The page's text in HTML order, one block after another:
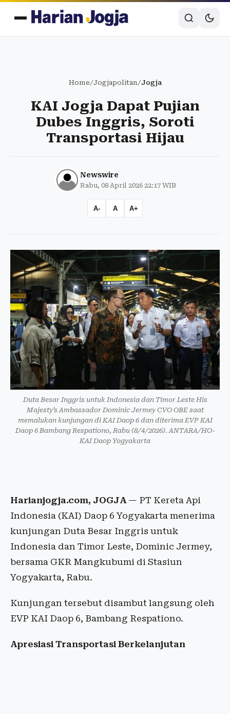
Home/Jogjapolitan/Jogja
KAI Jogja Dapat Pujian
Dubes Inggris, Soroti
Transportasi Hijau
Newswire
Rabu, 08 April 2026 22:17 WIB
A- A A+
Duta Besar Inggris untuk Indonesia dan Timor Leste His
Majesty’s Ambassador Dominic Jermey CVO OBE saat
memalukan kunjungan di KAI Daop 6 dan diterima EVP KAI
Daop 6 Bambang Respationo, Rabu (8/4/2026). ANTARA/HO-
KAI Daop Yogyakarta
Harianjogja.com, JOGJA— PT Kereta Api
Indonesia (KAI) Daop 6 Yogyakarta menerima
kunjungan Duta Besar Inggris untuk
Indonesia dan Timor Leste, Dominic Jermey,
bersama GKR Mangkubumi di Stasiun
Yogyakarta, Rabu.
Kunjungan tersebut disambut langsung oleh
EVP KAI Daop 6, Bambang Respationo.
Apresiasi Transportasi Berkelanjutan